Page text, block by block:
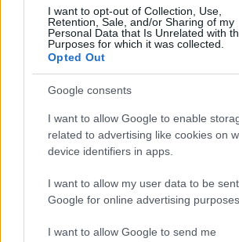
I want to opt-out of Collection, Use,
Retention, Sale, and/or Sharing of my
Personal Data that Is Unrelated with
Purposes for which it was collected.
Opted Out
Google consents
I want to allow Google to enable
related to advertising like cookies on
device identifiers in apps.
I want to allow my user data to be
Google for online advertising purposes.
I want to allow Google to send me
Condividi l'articolo
F
a
ce
b
o
k
T
w
it
te
r
Pi
n
te
re
st
W
h
s
A
p
S
h
re
Articolo precedente
Prossimo articolo
NOTIZIE RECENTI
Jovanotti, Gabry Ponte e Alfa: